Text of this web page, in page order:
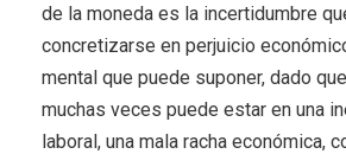
de la moneda es la incertidumbre
concretizarse en perjuicio
mental que puede suponer, dado
muchas veces puede estar en una
laboral, una mala racha económica,